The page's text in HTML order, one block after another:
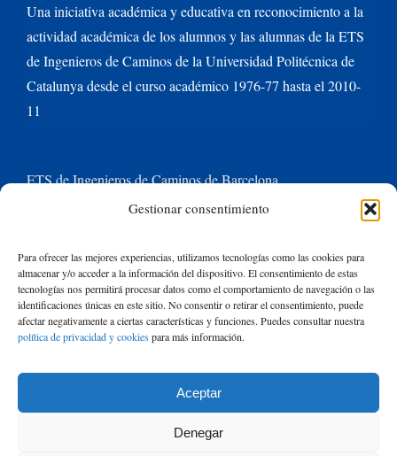
Gestionar consentimiento
Para ofrecer las mejores experiencias, utilizamos tecnologías como las cookies para
almacenar y/o acceder a la información del dispositivo. El consentimiento de estas
tecnologías nos permitirá procesar datos como el comportamiento de navegación o las
identificaciones únicas en este sitio. No consentir o retirar el consentimiento, puede
afectar negativamente a ciertas características y funciones. Puedes consultar nuestra
política de privacidad y cookiespara más información.
Aceptar
Denegar
Una iniciativa académica y educativa en reconocimiento a la
actividad académica de los alumnos y las alumnas de la ETS
de Ingenieros de Caminos de la Universidad Politécnica de
Catalunya desde el curso académico 1976-77 hasta el 2010-
11
ETS de Ingenieros de Caminos de Barcelona
Universitat Politècnica de Catalunya BarcelonaTech
Contacte con nosotros
Buscar:
2026 de Rafael Mujeriego | Todos los derechos reservados